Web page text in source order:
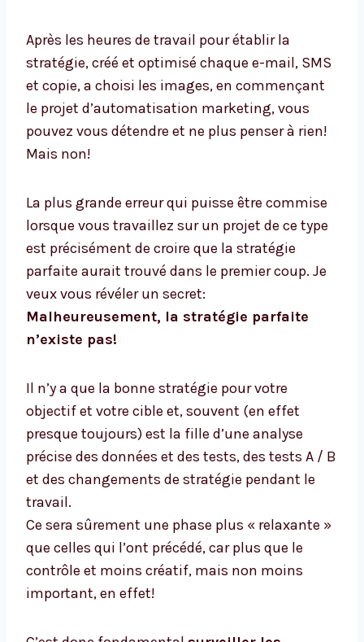
Après les heures de travail pour établir la
stratégie, créé et optimisé chaque e-mail, SMS
et copie, a choisi les images, en commençant
le projet d’automatisation marketing, vous
pouvez vous détendre et ne plus penser à rien!
Mais non!
La plus grande erreur qui puisse être commise
lorsque vous travaillez sur un projet de ce type
est précisément de croire que la stratégie
parfaite aurait trouvé dans le premier coup. Je
veux vous révéler un secret:
Malheureusement, la stratégie parfaite
n’existe pas!
Il n’y a que la bonne stratégie pour votre
objectif et votre cible et, souvent (en effet
presque toujours) est la fille d’une analyse
précise des données et des tests, des tests A / B
et des changements de stratégie pendant le
travail.
Ce sera sûrement une phase plus « relaxante »
que celles qui l’ont précédé, car plus que le
contrôle et moins créatif, mais non moins
important, en effet!